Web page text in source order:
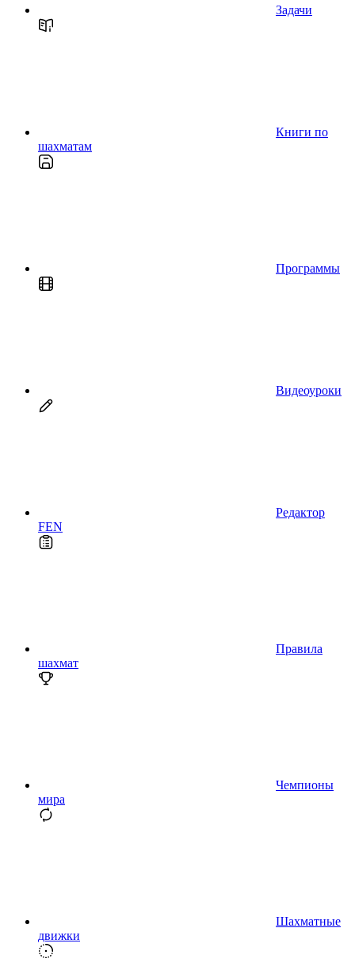
Задачи
Книги по
шахматам
Программы
Видеоуроки
Редактор
FEN
Правила
шахмат
Чемпионы
мира
Шахматные
движки